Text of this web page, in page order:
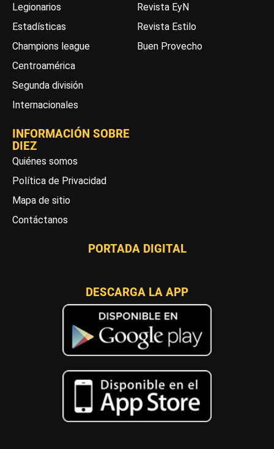
Legionarios
Estadísticas
Champions league
Centroamérica
Segunda división
Internacionales
Revista EyN
Revista Estilo
Buen Provecho
INFORMACIÓN SOBRE
DIEZ
Quiénes somos
Política de Privacidad
Mapa de sitio
Contáctanos
PORTADA DIGITAL
DESCARGA LA APP